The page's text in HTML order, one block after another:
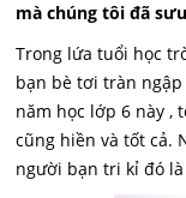
mà chúng tôi đã
Trong lứa tuổi học
bạn bè tơi tràn
năm học lớp 6 này ,
cũng hiền và tốt cả.
người bạn tri kỉ đó